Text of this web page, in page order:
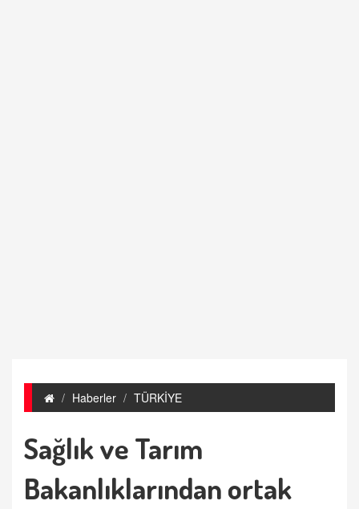
Haberler TÜRKİYE
Sağlık ve Tarım
Bakanlıklarından ortak